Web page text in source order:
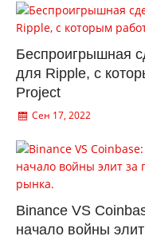
Беспроигрышная
для Ripple, с
Project
Сен 17, 2022
Binance VS
начало войны